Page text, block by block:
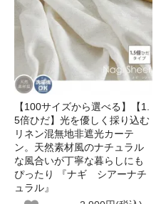
【100サイズから選べる】【1.
5倍ひだ】光を優しく採り込む
リネン混無地非遮光カーテ
ン。天然素材風のナチュラル
な風合いが丁寧な暮らしにも
ぴったり 『ナギ シアーナチ
ュラル』